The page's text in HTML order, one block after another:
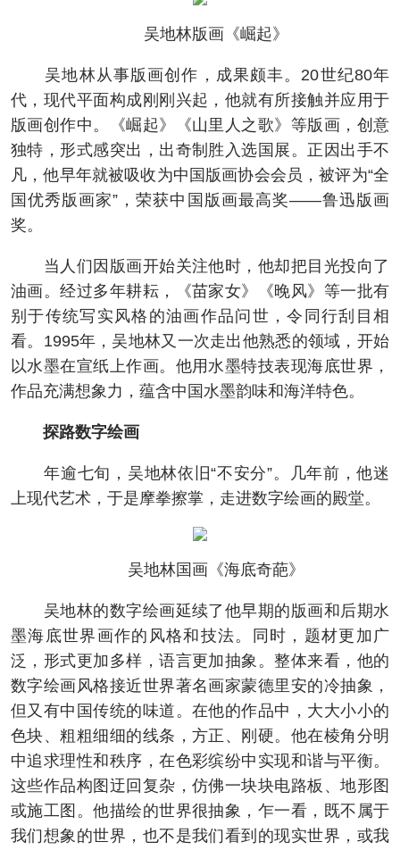
吴地林版画《崛起》
吴地林从事版画创作，成果颇丰。20世纪80年
代，现代平面构成刚刚兴起，他就有所接触并应用于
版画创作中。《崛起》《山里人之歌》等版画，创意
独特，形式感突出，出奇制胜入选国展。正因出手不
凡，他早年就被吸收为中国版画协会会员，被评为“全
国优秀版画家”，荣获中国版画最高奖——鲁迅版画
奖。
当人们因版画开始关注他时，他却把目光投向了
油画。经过多年耕耘，《苗家女》《晚风》等一批有
别于传统写实风格的油画作品问世，令同行刮目相
看。1995年，吴地林又一次走出他熟悉的领域，开始
以水墨在宣纸上作画。他用水墨特技表现海底世界，
作品充满想象力，蕴含中国水墨韵味和海洋特色。
探路数字绘画
年逾七旬，吴地林依旧“不安分”。几年前，他迷
上现代艺术，于是摩拳擦掌，走进数字绘画的殿堂。
吴地林国画《海底奇葩》
吴地林的数字绘画延续了他早期的版画和后期水
墨海底世界画作的风格和技法。同时，题材更加广
泛，形式更加多样，语言更加抽象。整体来看，他的
数字绘画风格接近世界著名画家蒙德里安的冷抽象，
但又有中国传统的味道。在他的作品中，大大小小的
色块、粗粗细细的线条，方正、刚硬。他在棱角分明
中追求理性和秩序，在色彩缤纷中实现和谐与平衡。
这些作品构图迂回复杂，仿佛一块块电路板、地形图
或施工图。他描绘的世界很抽象，乍一看，既不属于
我们想象的世界，也不是我们看到的现实世界，或我